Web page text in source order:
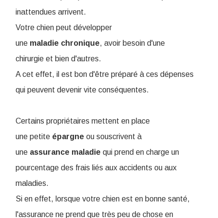
inattendues arrivent.
Votre chien peut développer
une maladie chronique, avoir besoin d'une
chirurgie et bien d'autres.
A cet effet, il est bon d'être préparé à ces dépenses
qui peuvent devenir vite conséquentes.
Certains propriétaires mettent en place
une petite épargne ou souscrivent à
une assurance maladie qui prend en charge un
pourcentage des frais liés aux accidents ou aux
maladies.
Si en effet, lorsque votre chien est en bonne santé,
l'assurance ne prend que très peu de chose en